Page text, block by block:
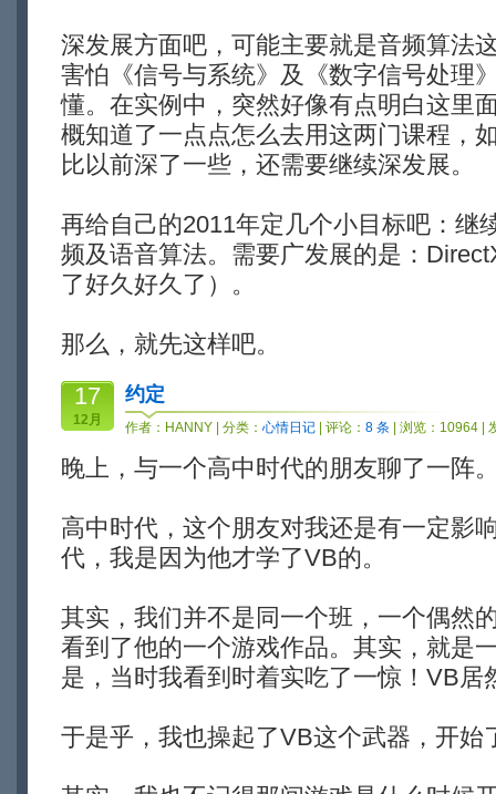
深发展方面吧，可能主要就是音频算法
害怕《信号与系统》及《数字信号处理
懂。在实例中，突然好像有点明白这里
概知道了一点点怎么去用这两门课程，
比以前深了一些，还需要继续深发展。
再给自己的2011年定几个小目标吧：继
频及语音算法。需要广发展的是：
了好久好久了）。
那么，就先这样吧。
17
12月
约定
作者： HANNY | 分类： 心情日记 | 评论： 8 条 | 浏览：10964 |
晚上，与一个高中时代的朋友聊了一阵
高中时代，这个朋友对我还是有一定影
代，我是因为他才学了VB的。
其实，我们并不是同一个班，一个偶然
看到了他的一个游戏作品。其实，就是
是，当时我看到时着实吃了一惊！VB居
于是乎，我也操起了VB这个武器，开始